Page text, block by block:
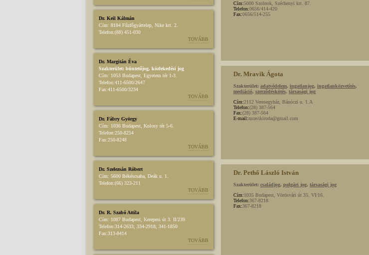
Dr. Keil Kálmán
Cím: 8184 Fűzfőgyártelep, Nike krt. 2.
Telefon:(88) 451-030
TOVÁBB
Dr. Margitán Éva
Szakterület: büntetőjog, közlekedési jog
Cím: 1053 Budapest, Egyetem tér 1-3.
Telefon:411-6500/2647
Fax:411-6500/3234
TOVÁBB
Dr. Fábry György
Cím: 1036 Budapest, Kolosy tér 5-6.
Telefon:250-8254
Fax:250-8248
TOVÁBB
Dr. Szelezsán Róbert
Cím: 5600 Békéscsaba, Deák u. 1.
Telefon:(66) 323-211
TOVÁBB
Dr. R. Szabó Attila
Cím: 1087 Budapest, Kerepesi út 3. II/239.
Telefon:314-2633; 334-2918; 341-1850
Fax:313-8414
TOVÁBB
Cím:5000 Szolnok, Széchenyi krt. 87.
Telefon:0656/414-420
Fax:0656/514-255
Dr. Mravik Ágota
Szakterület: adatvédelem, ingatlanjog, ingatlanközvetítés,
mediáció, szerződéskötés, társasági jog
Cím:2112 Veresegyház, Bánóczi u. 1.A
Telefon:(28) 387-564
Fax:(28) 387-564
E-mail:mravikiroda@gmail.com
Dr. Pethő László István
Szakterület: családjog, polgári jog, társasági jog
Cím:1035 Budapest, Vörösvári út 35. VI/16.
Telefon:367-8218
Fax:367-8218